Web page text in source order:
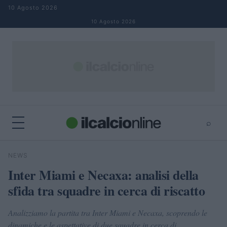
Salta al contenuto
10 Agosto 2026
10 Agosto 2026
⌕
Cerca
NEWS
Inter Miami e Necaxa: analisi della
sfida tra squadre in cerca di riscatto
Analizziamo la partita tra Inter Miami e Necaxa, scoprendo le
dinamiche e le aspettative di due squadre in cerca di